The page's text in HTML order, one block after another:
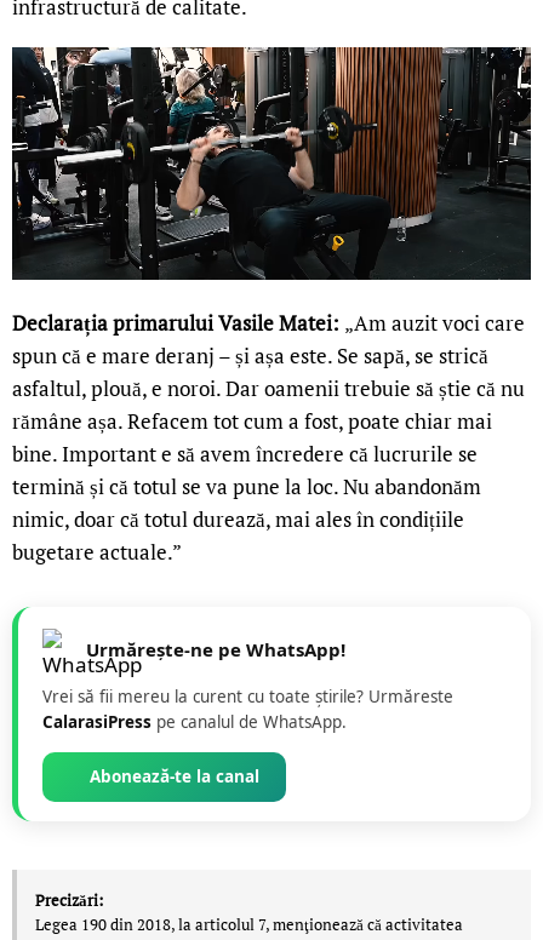
infrastructură de calitate.
Declarația primarului Vasile Matei: „Am auzit voci care
spun că e mare deranj – și așa este. Se sapă, se strică
asfaltul, plouă, e noroi. Dar oamenii trebuie să știe că nu
rămâne așa. Refacem tot cum a fost, poate chiar mai
bine. Important e să avem încredere că lucrurile se
termină și că totul se va pune la loc. Nu abandonăm
nimic, doar că totul durează, mai ales în condițiile
bugetare actuale.”
Urmărește-ne pe WhatsApp!
Vrei să fii mereu la curent cu toate știrile? Urmăreste
CalarasiPress pe canalul de WhatsApp.
Abonează-te la canal
Precizări:
Legea 190 din 2018, la articolul 7, menţionează că activitatea